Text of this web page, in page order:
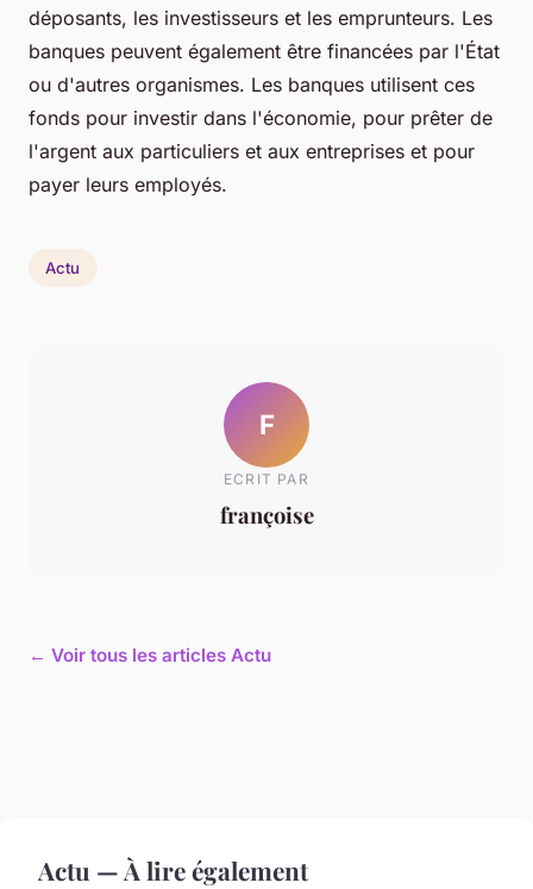
déposants, les investisseurs et les emprunteurs. Les
banques peuvent également être financées par l'État
ou d'autres organismes. Les banques utilisent ces
fonds pour investir dans l'économie, pour prêter de
l'argent aux particuliers et aux entreprises et pour
payer leurs employés.
Actu
F
ECRIT PAR
françoise
← Voir tous les articles Actu
Actu — À lire également